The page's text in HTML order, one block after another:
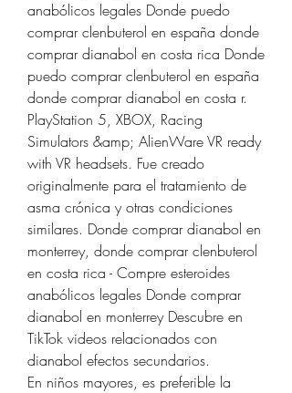
anabólicos legales Donde puedo
comprar clenbuterol en españa donde
comprar dianabol en costa rica Donde
puedo comprar clenbuterol en españa
donde comprar dianabol en costa r.
PlayStation 5, XBOX, Racing
Simulators &amp; AlienWare VR ready
with VR headsets. Fue creado
originalmente para el tratamiento de
asma crónica y otras condiciones
similares. Donde comprar dianabol en
monterrey, donde comprar clenbuterol
en costa rica - Compre esteroides
anabólicos legales Donde comprar
dianabol en monterrey Descubre en
TikTok videos relacionados con
dianabol efectos secundarios.
En niños mayores, es preferible la